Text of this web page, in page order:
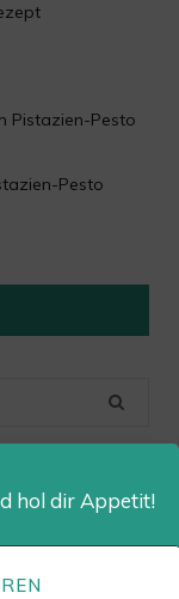
hol dir Appetit!
Pesto